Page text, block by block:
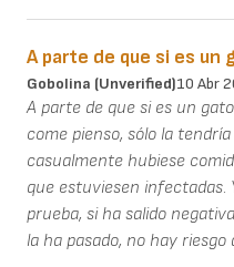
A parte de que si es un
Gobolina (unverified)10 Abr
A parte de que si es un
come pienso, sólo la
casualmente hubiese
que estuviesen infectadas.
prueba, si ha salido
la ha pasado, no hay riesgo